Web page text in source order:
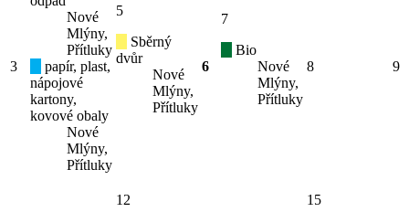
3
Nové
Mlýny,
Přítluky
papír, plast,
nápojové
kartony,
kovové obaly
Nové
Mlýny,
Přítluky
5
Sběrný
dvůr
Nové
Mlýny,
Přítluky
6
7
Bio
Nové
Mlýny,
Přítluky
8 9
12 15